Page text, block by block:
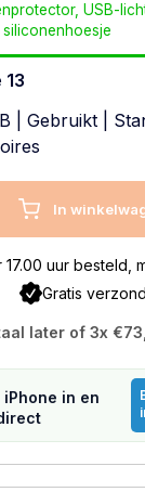
USB-
Gebruikt
In
17.00 uur besteld,
Gratis
later of 3x
iPhone in en